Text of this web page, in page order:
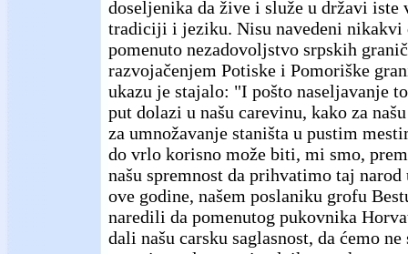
doseljenika da žive i služe u državi iste
tradiciji i jeziku. Nisu navedeni
pomenuto nezadovoljstvo srpskih
razvojačenjem Potiske i Pomoriške
ukazu je stajalo: "I pošto naseljavanje
put dolazi u našu carevinu, kako za
za umnožavanje staništa u pustim
do vrlo korisno može biti, mi smo,
našu spremnost da prihvatimo taj
ove godine, našem poslaniku grofu
naredili da pomenutog pukovnika
dali našu carsku saglasnost, da ćemo